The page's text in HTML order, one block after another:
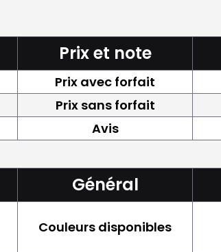
Prix et note
Prix avec forfait
Prix sans forfait
Avis
Général
Couleurs disponibles